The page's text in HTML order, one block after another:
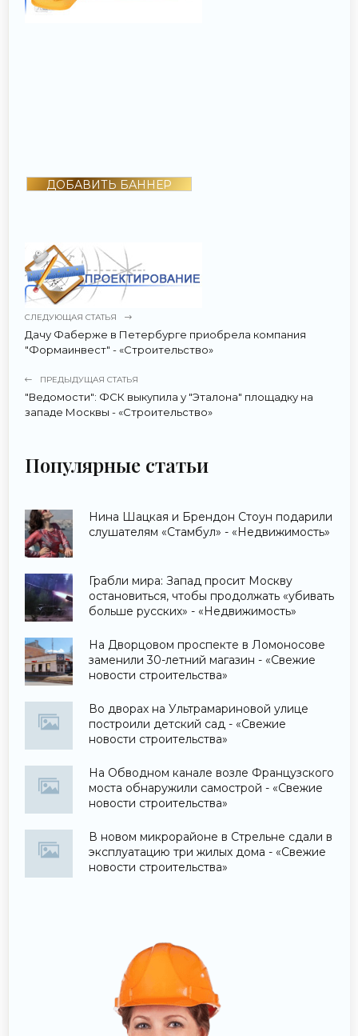
ДОБАВИТЬ БАННЕР
СЛЕДУЮЩАЯ СТАТЬЯ
Дачу Фаберже в Петербурге приобрела компания
"Формаинвест" - «Строительство»
ПРЕДЫДУЩАЯ СТАТЬЯ
"Ведомости": ФСК выкупила у "Эталона" площадку на
западе Москвы - «Строительство»
Популярные статьи
Нина Шацкая и Брендон Стоун подарили
слушателям «Стамбул» - «Недвижимость»
Грабли мира: Запад просит Москву
остановиться, чтобы продолжать «убивать
больше русских» - «Недвижимость»
На Дворцовом проспекте в Ломоносове
заменили 30-летний магазин - «Свежие
новости строительства»
Во дворах на Ультрамариновой улице
построили детский сад - «Свежие
новости строительства»
На Обводном канале возле Французского
моста обнаружили самострой - «Свежие
новости строительства»
В новом микрорайоне в Стрельне сдали в
эксплуатацию три жилых дома - «Свежие
новости строительства»